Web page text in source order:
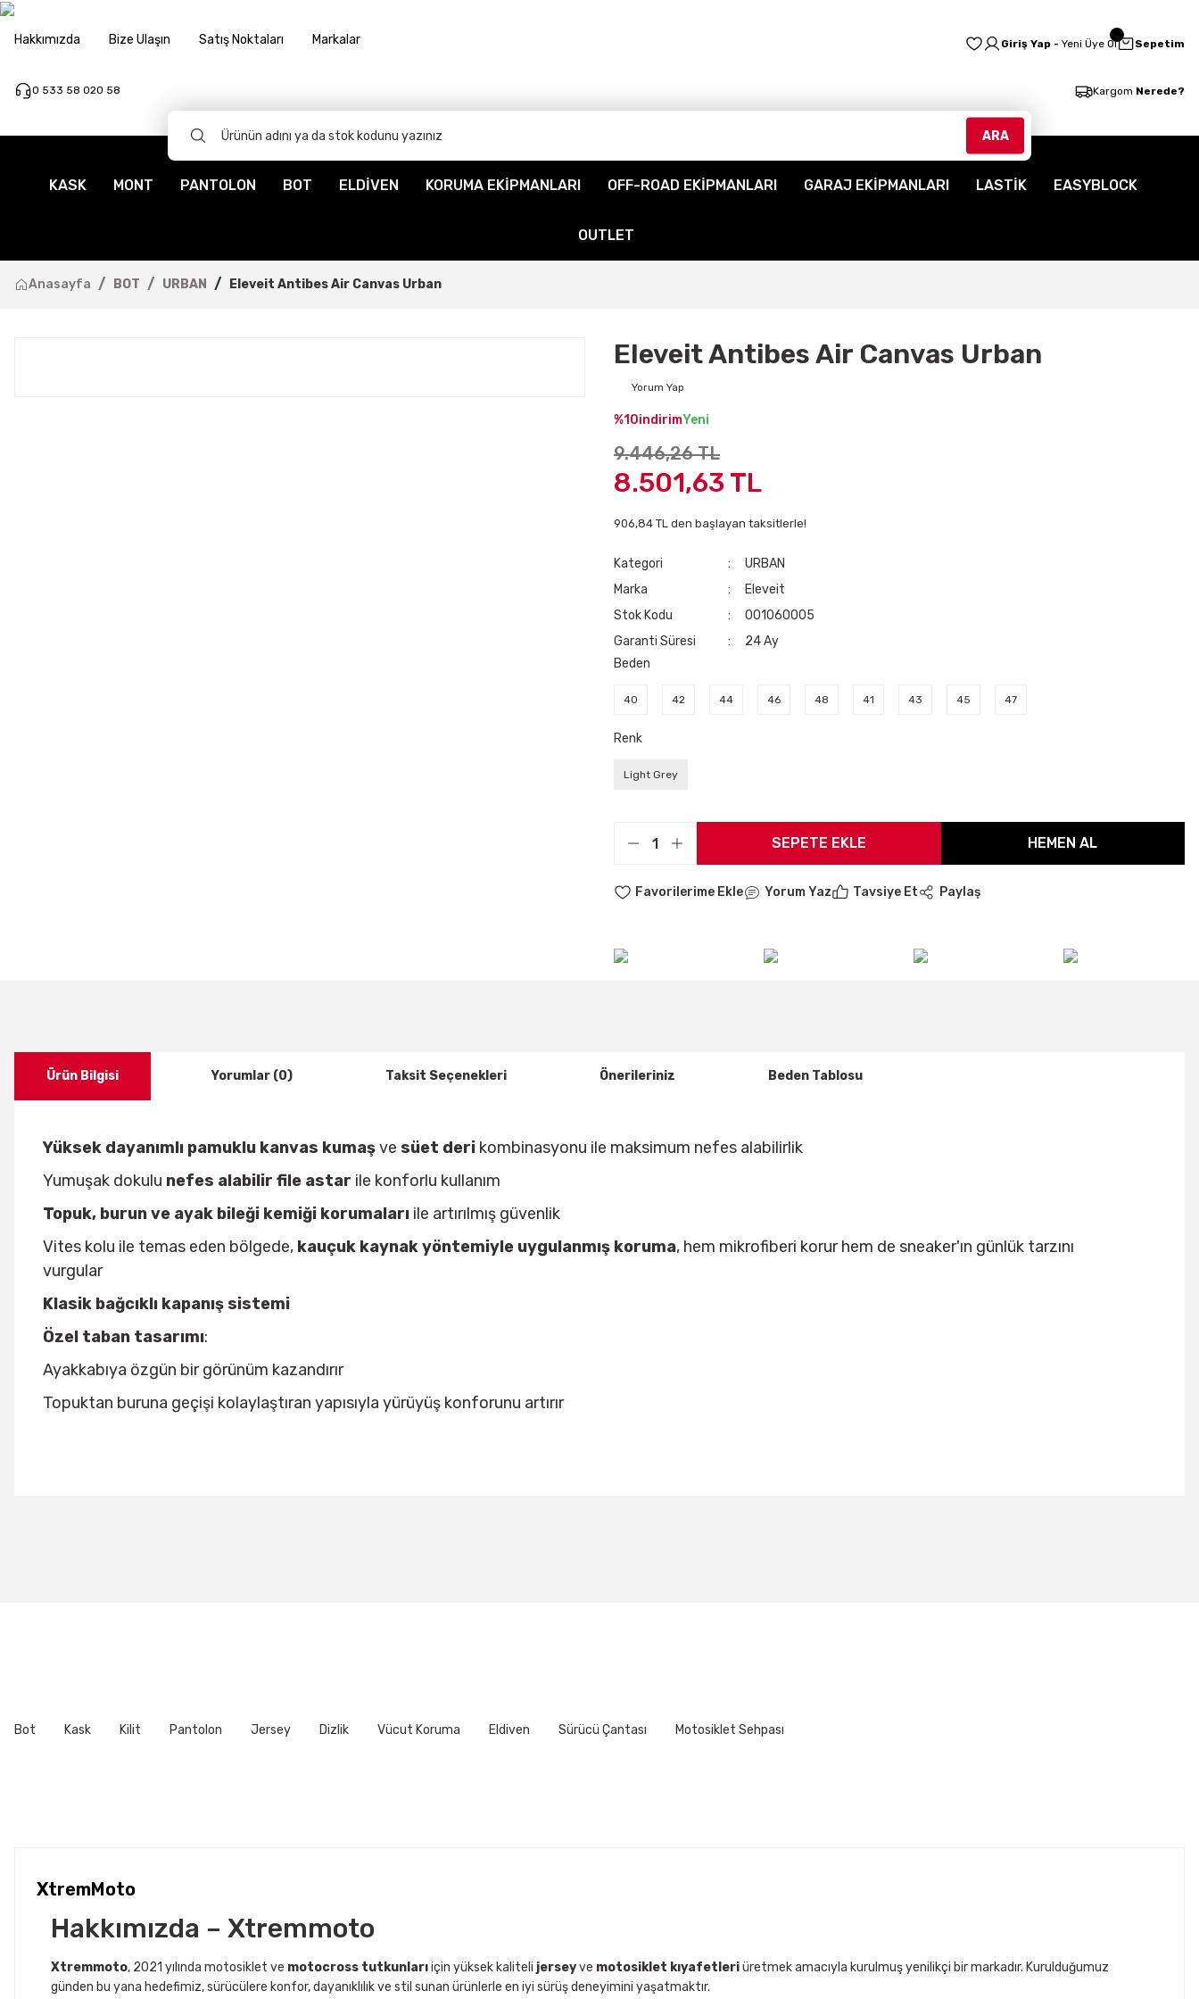
Hakkımızda Bize Ulaşın Satış Noktaları Markalar
0 533 58 020 58
Giriş Yap - Yeni Üye Ol Sepetim
Kargom Nerede?
ARA
KASK MONT PANTOLON BOT ELDİVEN KORUMA EKİPMANLARI OFF-ROAD EKİPMANLARI GARAJ EKİPMANLARI LASTİK EASYBLOCK
OUTLET
Anasayfa BOT URBAN Eleveit Antibes Air Canvas Urban
Eleveit Antibes Air Canvas Urban
Yorum Yap
%10indirimYeni
9.446,26 TL
8.501,63 TL
906,84 TL den başlayan taksitlerle!
Kategori
URBAN
Marka
Eleveit
Stok Kodu
001060005
Garanti Süresi
24 Ay
Beden
40 42 44 46 48 41 43 45 47
Renk
Light Grey
SEPETE EKLE HEMEN AL
Yorum Yaz Tavsiye Et Paylaş
Ürün Bilgisi Yorumlar (0) Taksit Seçenekleri Önerileriniz Beden Tablosu
Yüksek dayanımlı pamuklu kanvas kumaşve süet deri kombinasyonu ile maksimum nefes alabilirlik
Yumuşak dokulu nefes alabilir file astar ile konforlu kullanım
Topuk, burun ve ayak bileği kemiği korumaları ile artırılmış güvenlik
Vites kolu ile temas eden bölgede, kauçuk kaynak yöntemiyle uygulanmış koruma, hem mikrofiberi korur hem de sneaker'ın günlük tarzını
vurgular
Klasik bağcıklı kapanış sistemi
Özel taban tasarımı:
Ayakkabıya özgün bir görünüm kazandırır
Topuktan buruna geçişi kolaylaştıran yapısıyla yürüyüş konforunu artırır
Bot Kask Kilit Pantolon Jersey Dizlik Vücut Koruma Eldiven Sürücü Çantası Motosiklet Sehpası
XtremMoto
Hakkımızda – Xtremmoto
Xtremmoto, 2021 yılında motosiklet ve motocross tutkunlarıiçin yüksek kaliteli jerseyve motosiklet kıyafetleriüretmek amacıyla kurulmuş yenilikçi bir markadır. Kurulduğumuz
günden bu yana hedefimiz, sürücülere konfor, dayanıklılık ve stil sunan ürünlerle en iyi sürüş deneyimini yaşatmaktır.